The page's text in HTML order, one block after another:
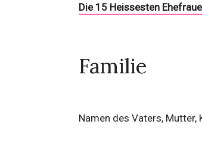
Die 15 Heissesten
Familie
Namen des Vaters, Mutter,